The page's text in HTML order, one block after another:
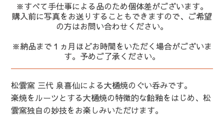
※すべて手仕事による品のため個体差がございます。
購入前に写真をお送りすることもできますので、ご希望
の方はお問い合わせください。
※納品まで１ヵ月ほどお時間をいただく場合がございま
す。予めご了承ください。
松雲窯 三代 泉喜仙による大樋焼のぐい呑みです。
楽焼をルーツとする大樋焼の特徴的な飴釉をはじめ、松
雲窯独自の妙技をお楽しみいただけます。